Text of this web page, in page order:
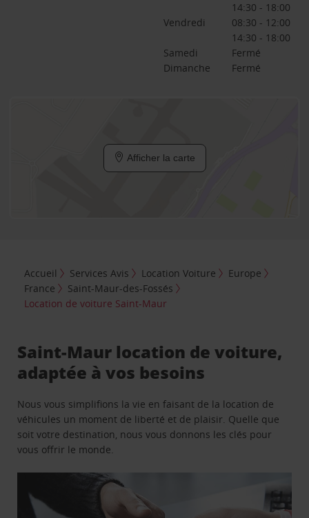
14:30 - 18:00
Vendredi
08:30 - 12:00
14:30 - 18:00
Samedi
Fermé
Dimanche
Fermé
Afficher la carte
Accueil Services Avis Location Voiture
Europe
France
Saint-Maur-des-Fossés
Location de voiture Saint-Maur
Saint-Maur location de voiture,
adaptée à vos besoins
Nous vous simplifions la vie en faisant de la location de
véhicules un moment de liberté et de plaisir. Quelle que
soit votre destination, nous vous donnons les clés pour
vous offrir le monde.